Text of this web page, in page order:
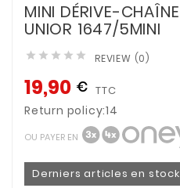
MINI DÉRIVE-CHAÎNE
UNIOR 1647/5MINI
     REVIEW (0)
19,90 € TTC
Return policy:14
OU PAYER EN
Derniers articles en stock